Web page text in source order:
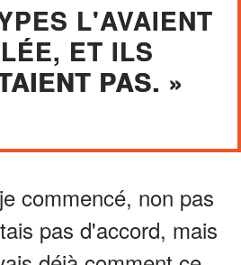
L'AVAIENT
ET ILS
PAS. »
commencé, non pas
pas d'accord, mais